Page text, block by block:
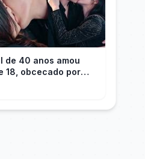
de 40 anos amou
18, obcecado por
Ela teve seu